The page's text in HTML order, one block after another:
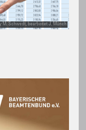
M. Schwedt, bearbeitet J. Münch